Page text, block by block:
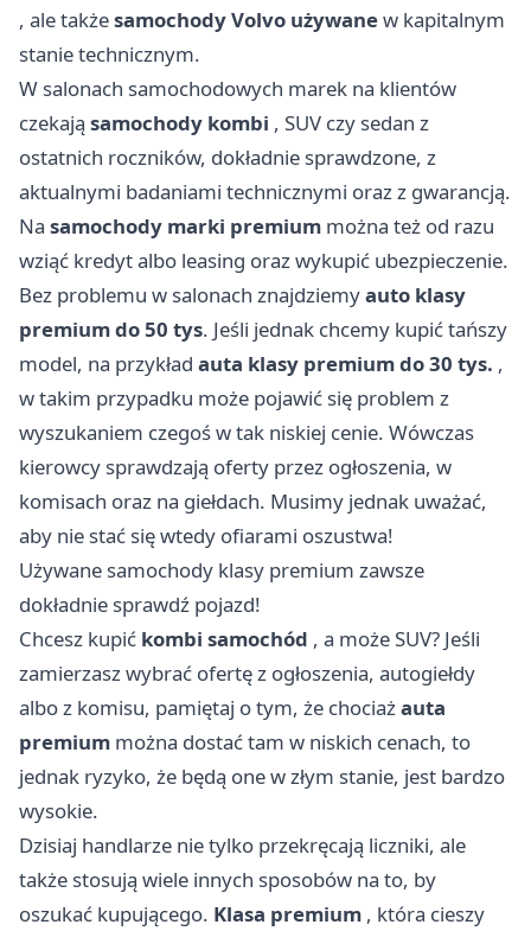
, ale takżesamochody Volvo używanew kapitalnym
stanie technicznym.
W salonach samochodowych marek na klientów
czekają samochody kombi , SUV czy sedan z
ostatnich roczników, dokładnie sprawdzone, z
aktualnymi badaniami technicznymi oraz z gwarancją.
Na samochody marki premium można też od razu
wziąć kredyt albo leasing oraz wykupić ubezpieczenie.
Bez problemu w salonach znajdziemyauto klasy
premium do 50 tys. Jeśli jednak chcemy kupić tańszy
model, na przykład auta klasy premium do 30 tys. ,
w takim przypadku może pojawić się problem z
wyszukaniem czegoś w tak niskiej cenie. Wówczas
kierowcy sprawdzają oferty przez ogłoszenia, w
komisach oraz na giełdach. Musimy jednak uważać,
aby nie stać się wtedy ofiarami oszustwa!
Używane samochody klasy premium zawsze
dokładnie sprawdź pojazd!
Chcesz kupić kombi samochód , a może SUV? Jeśli
zamierzasz wybrać ofertę z ogłoszenia, autogiełdy
albo z komisu, pamiętaj o tym, że chociażauta
premium można dostać tam w niskich cenach, to
jednak ryzyko, że będą one w złym stanie, jest bardzo
wysokie.
Dzisiaj handlarze nie tylko przekręcają liczniki, ale
także stosują wiele innych sposobów na to, by
oszukać kupującego. Klasa premium , która cieszy